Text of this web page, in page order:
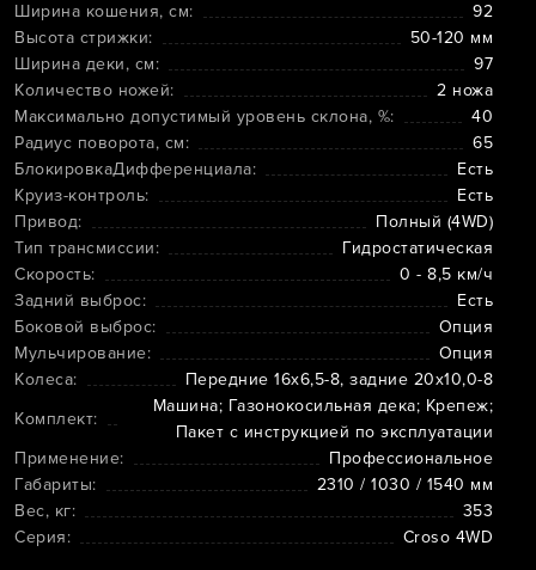
Ширина кошения, см:
92
Высота стрижки:
50-120 мм
Ширина деки, см:
97
Количество ножей:
2 ножа
Максимально допустимый уровень склона, %:
40
Радиус поворота, см:
65
БлокировкаДифференциала:
Есть
Круиз-контроль:
Есть
Привод:
Полный (4WD)
Тип трансмиссии:
Гидростатическая
Скорость:
0 - 8,5 км/ч
Задний выброс:
Есть
Боковой выброс:
Опция
Мульчирование:
Опция
Колеса:
Передние 16х6,5-8, задние 20х10,0-8
Комплект:
Машина; Газонокосильная дека; Крепеж;
Пакет с инструкцией по эксплуатации
Применение:
Профессиональное
Габариты:
2310 / 1030 / 1540 мм
Вес, кг:
353
Серия:
Croso 4WD